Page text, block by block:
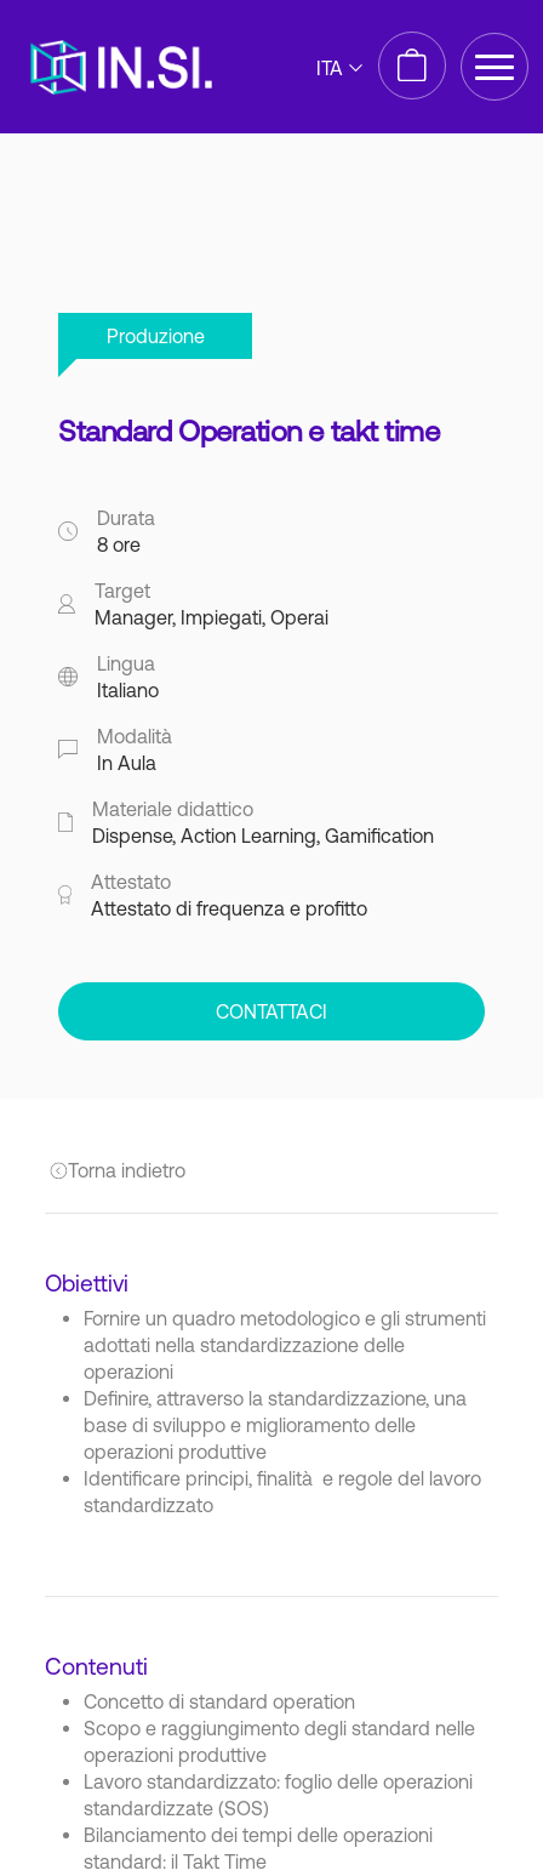
Produzione
Standard Operation e takt time
Durata
8 ore
Target
Manager, Impiegati, Operai
Lingua
Italiano
Modalità
In Aula
Materiale didattico
Dispense, Action Learning, Gamification
Attestato
Attestato di frequenza e profitto
CONTATTACI
Torna indietro
Obiettivi
Fornire un quadro metodologico e gli strumenti
adottati nella standardizzazione delle
operazioni
Definire, attraverso la standardizzazione, una
base di sviluppo e miglioramento delle
operazioni produttive
Identificare principi, finalità e regole del lavoro
standardizzato
Contenuti
Concetto di standard operation
Scopo e raggiungimento degli standard nelle
operazioni produttive
Lavoro standardizzato: foglio delle operazioni
standardizzate (SOS)
Bilanciamento dei tempi delle operazioni
standard: il Takt Time
ITA